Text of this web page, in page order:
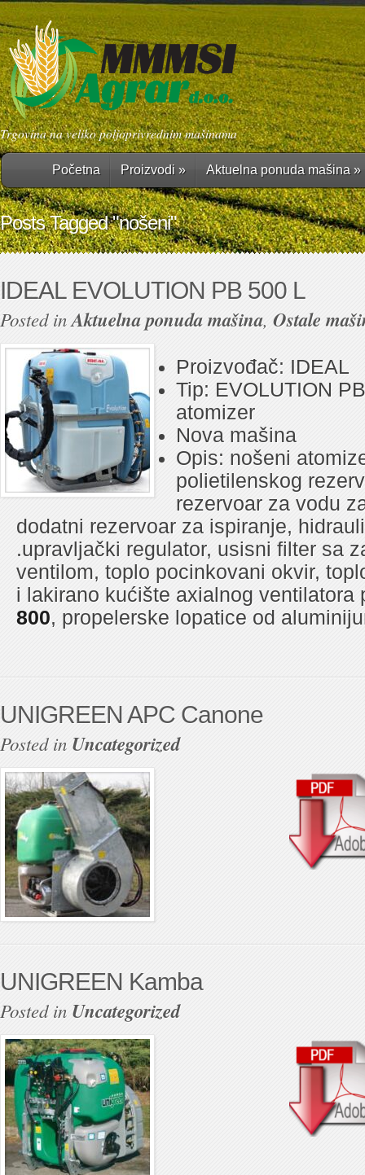
Trgovina na veliko poljoprivrednim mašinama
Početna Proizvodi » Aktuelna ponuda mašina »
Posts Tagged "nošeni"
IDEAL EVOLUTION PB 500 L
Posted inAktuelna ponuda mašina, Ostale
Proizvođač: IDEAL
Tip: EVOLUTION
atomizer
Nova mašina
Opis: nošeni
polietilenskog
rezervoar za vodu
dodatni rezervoar za ispiranje,
.upravljački regulator, usisni filter sa
ventilom, toplo pocinkovani okvir,
i lakirano kućište axialnog ventilatora
800, propelerske lopatice od
UNIGREEN APC Canone
Posted in Uncategorized
UNIGREEN Kamba
Posted in Uncategorized